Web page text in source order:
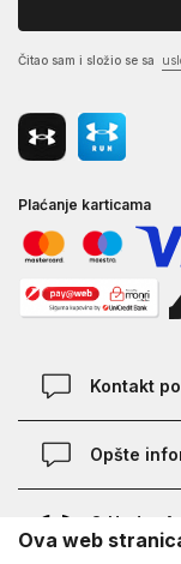
Čitao sam i složio se sa
Plaćanje karticama
Kontakt
Kontakt
Opšte
Provjera statusa
O Under
Ova web